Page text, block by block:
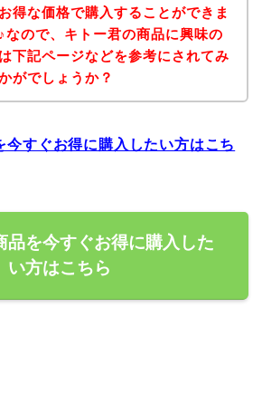
得な価格で購入することができま
なので、キトー君の商品に興味の
下記ページなどを参考にされてみ
がでしょうか？
今すぐお得に購入したい方はこち
品を今すぐお得に購入した
い方はこちら